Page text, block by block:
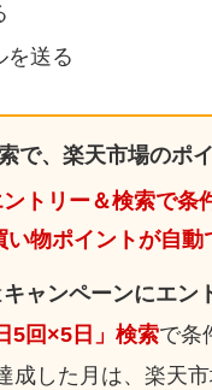
を送る
で、楽天市場のポ
トリー＆検索で条
い物ポイントが自動
キャンペーンにエン
5回×5日」検索で条
成した月は、楽天